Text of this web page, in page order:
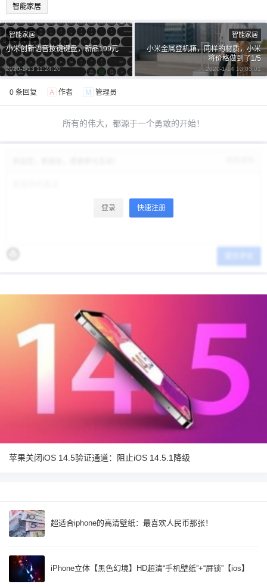
智能家居
智能家居
小米创新语音按键键盘，新品199元
2020-1-13 11:24:20
智能家居
小米金属登机箱，同样的材质，小米
将价格做到了1/5
2020-1-14 13:03:01
0 条回复 A 作者 M 管理员
所有的伟大，都源于一个勇敢的开始！
登录 快速注册
苹果关闭iOS 14.5验证通道：阻止iOS 14.5.1降级
超适合iphone的高清壁纸：最喜欢人民币那张！
iPhone立体【黑色幻境】HD超清“手机壁纸”+“屏锁”【ios】